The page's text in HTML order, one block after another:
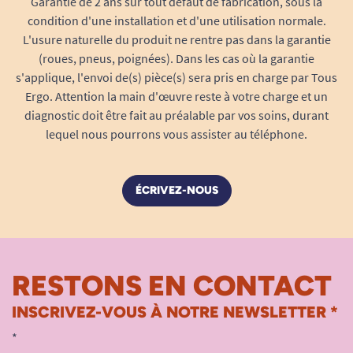
de faible luminosité
Photoluminescent(conforme DIN 67510) :
brille dans l’obscurité, utile pour repérer
une sortie, des marches ou une zone
dangereuse en cas de coupure de courant
ou la nuit
coloris contrastantavec la surface sur laquelle
le ruban sera appliqué. Cela garantit un repérage
acuité visuelle réduite ou des troubles cognitifs.
signalisation efficace
Largeur : 5 cm : offre un marquage net et
condition d'une installation et d'une utilisation normale.
L'usure naturelle du produit ne rentre pas dans la garantie
(roues, pneus, poignées). Dans les cas où la garantie
s'applique, l'envoi de(s) pièce(s) sera pris en charge par Tous
Ergo. Attention la main d'œuvre reste à votre charge et un
diagnostic doit être fait au préalable par vos soins, durant
lequel nous pourrons vous assister au téléphone.
ÉCRIVEZ-NOUS
RESTONS EN CONTACT
INSCRIVEZ-VOUS À NOTRE NEWSLETTER *
*